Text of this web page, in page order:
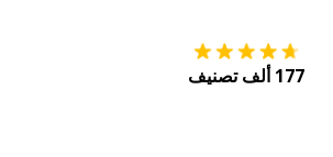
177 ألف تصنيف